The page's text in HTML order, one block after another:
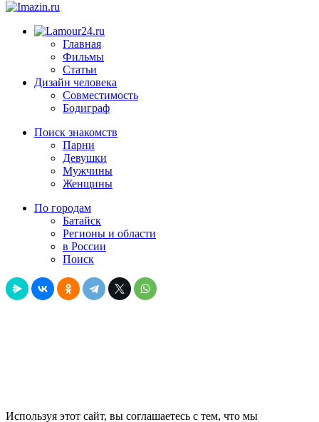
Главная
Фильмы
Статьи
Дизайн человека
Совместимость
Бодиграф
Поиск знакомств
Парни
Девушки
Мужчины
Женщины
По городам
Батайск
Регионы и области
в России
Поиск
Используя этот сайт, вы соглашаетесь с тем, что мы